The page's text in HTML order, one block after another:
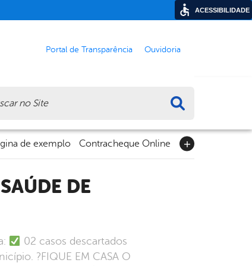
Portal de Transparência Ouvidoria
de exemplo Contracheque Online
02 casos descartados
?FIQUE EM CASA O
ACESSIBILIDADE